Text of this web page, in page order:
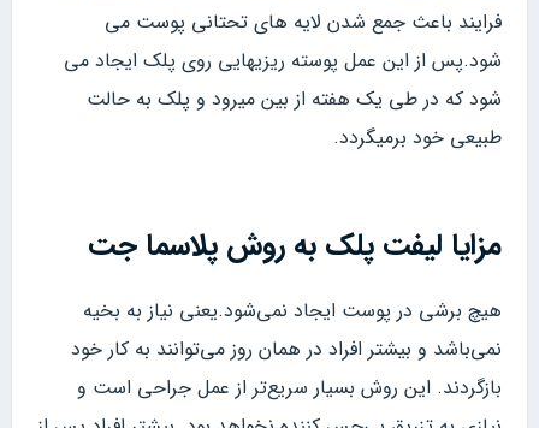
فرایند باعث جمع شدن لایه های تحتانی پوست می
شود.پس از این عمل پوسته ریزیهایی روی پلک ایجاد می
شود که در طی یک هفته از بین میرود و پلک به حالت
طبیعی خود برمیگردد.
مزایا لیفت پلک به روش پلاسما جت
هیچ برشی در پوست ایجاد نمی‌شود.یعنی نیاز به بخیه
نمی‌باشد و بیشتر افراد در همان روز می‌توانند به کار خود
بازگردند. این روش بسیار سریع‌تر از عمل جراحی است و